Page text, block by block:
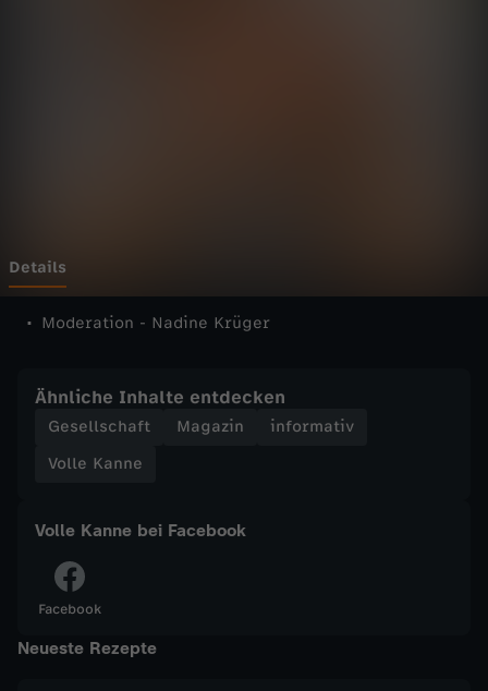
o
l
e
K
a
n
n
Details
Moderation - Nadine Krüger
Ähnliche Inhalte entdecken
Gesellschaft Magazin
informativ
Volle Kanne
Volle Kanne bei Facebook
Facebook
Neueste Rezepte